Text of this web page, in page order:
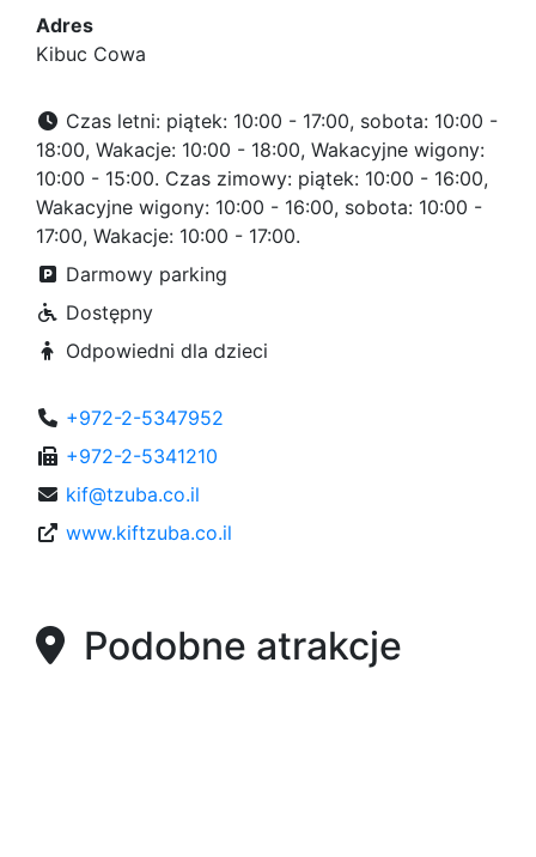
Adres
Kibuc Cowa
Czas letni: piątek: 10:00 - 17:00, sobota: 10:00 -
18:00, Wakacje: 10:00 - 18:00, Wakacyjne wigony:
10:00 - 15:00. Czas zimowy: piątek: 10:00 - 16:00,
Wakacyjne wigony: 10:00 - 16:00, sobota: 10:00 -
17:00, Wakacje: 10:00 - 17:00.
Darmowy parking
Dostępny
Odpowiedni dla dzieci
+972-2-5347952
+972-2-5341210
kif@tzuba.co.il
www.kiftzuba.co.il
Podobne atrakcje